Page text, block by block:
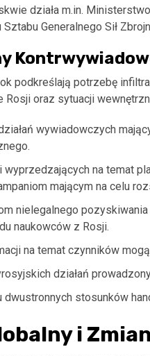
działa m.in.
Generalnego Sił
podkreślają potrzebę
Rosji oraz sytuacji
wywiadowczych
wyprzedzających na temat
mającym na celu
nielegalnego
naukowców z Rosji.
na temat czynników
działań
stosunków
i